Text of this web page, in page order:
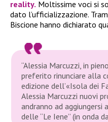
reality. Moltissime voci si
dato l’ufficializzazione.
Biscione hanno dichiarato
“Alessia Marcuzzi, in
preferito rinunciare alla
edizione dell’«Isola dei
Alessia Marcuzzi nuovi
andranno ad
delle “Le Iene” (in onda